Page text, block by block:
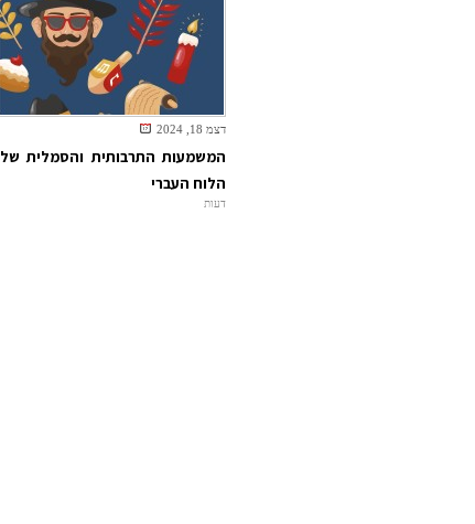
דצמ 18, 2024
המשמעות התרבותית והסמלית של
הלוח העברי
דעות